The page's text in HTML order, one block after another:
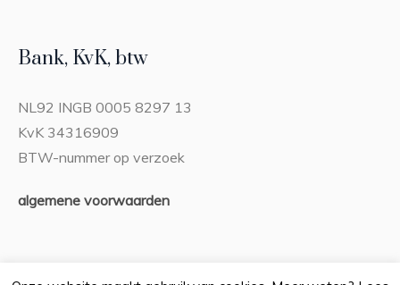
Bank, KvK, btw
NL92 INGB 0005 8297 13
KvK 34316909
BTW-nummer op verzoek
algemene voorwaarden